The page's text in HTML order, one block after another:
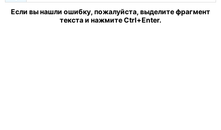
Если вы нашли ошибку, пожалуйста, выделите фрагмент
текста и нажмите Ctrl+Enter.